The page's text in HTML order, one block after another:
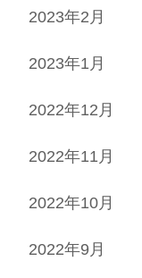
2023年2月
2023年1月
2022年12月
2022年11月
2022年10月
2022年9月